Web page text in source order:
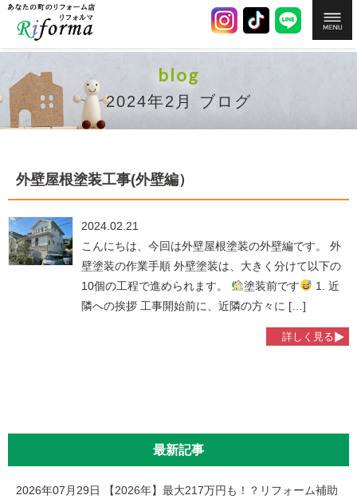
blog
2024年2月 ブログ
外壁屋根塗装工事(外壁編）
2024.02.21
こんにちは、今回は外壁屋根塗装の外壁編です。 外
壁塗装の作業手順 外壁塗装は、大きく分けて以下の
10個の工程で進められます。
塗装前です
1. 近
隣への挨拶 工事開始前に、近隣の方々に […]
詳しく見る
最新記事
2026年07月29日
【2026年】最大217万円も！？リフォーム補助